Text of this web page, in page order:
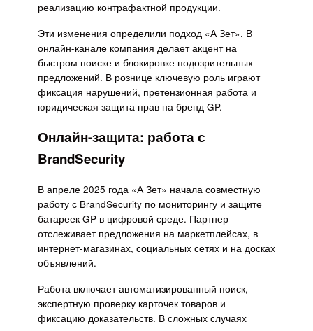
реализацию контрафактной продукции.
Эти изменения определили подход «А Зет». В
онлайн-канале компания делает акцент на
быстром поиске и блокировке подозрительных
предложений. В рознице ключевую роль играют
фиксация нарушений, претензионная работа и
юридическая защита прав на бренд GP.
Онлайн-защита: работа с
BrandSecurity
В апреле 2025 года «А Зет» начала совместную
работу с BrandSecurity по мониторингу и защите
батареек GP в цифровой среде. Партнер
отслеживает предложения на маркетплейсах, в
интернет-магазинах, социальных сетях и на досках
объявлений.
Работа включает автоматизированный поиск,
экспертную проверку карточек товаров и
фиксацию доказательств. В сложных случаях